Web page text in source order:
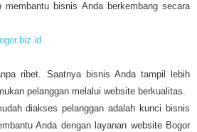
bisnis Anda berkembang secara
ribet. Saatnya bisnis Anda tampil lebih
pelanggan melalui website berkualitas.
diakses pelanggan adalah kunci bisnis
Anda dengan layanan website Bogor